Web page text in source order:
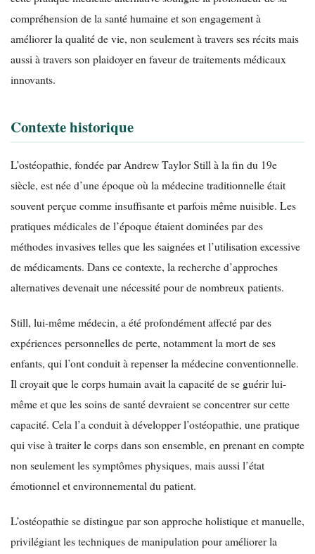
compréhension de la santé humaine et son engagement à
améliorer la qualité de vie, non seulement à travers ses récits mais
aussi à travers son plaidoyer en faveur de traitements médicaux
innovants.
Contexte historique
L’ostéopathie, fondée par Andrew Taylor Still à la fin du 19e
siècle, est née d’une époque où la médecine traditionnelle était
souvent perçue comme insuffisante et parfois même nuisible. Les
pratiques médicales de l’époque étaient dominées par des
méthodes invasives telles que les saignées et l’utilisation excessive
de médicaments. Dans ce contexte, la recherche d’approches
alternatives devenait une nécessité pour de nombreux patients.
Still, lui-même médecin, a été profondément affecté par des
expériences personnelles de perte, notamment la mort de ses
enfants, qui l’ont conduit à repenser la médecine conventionnelle.
Il croyait que le corps humain avait la capacité de se guérir lui-
même et que les soins de santé devraient se concentrer sur cette
capacité. Cela l’a conduit à développer l’ostéopathie, une pratique
qui vise à traiter le corps dans son ensemble, en prenant en compte
non seulement les symptômes physiques, mais aussi l’état
émotionnel et environnemental du patient.
L’ostéopathie se distingue par son approche holistique et manuelle,
privilégiant les techniques de manipulation pour améliorer la